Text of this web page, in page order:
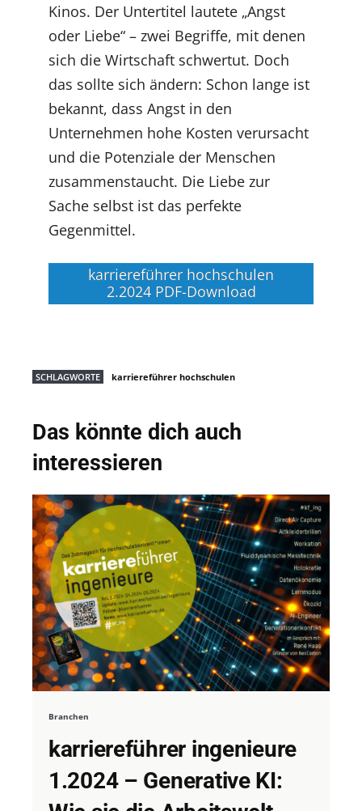
Kinos. Der Untertitel lautete „Angst
oder Liebe“ – zwei Begriffe, mit denen
sich die Wirtschaft schwertut. Doch
das sollte sich ändern: Schon lange ist
bekannt, dass Angst in den
Unternehmen hohe Kosten verursacht
und die Potenziale der Menschen
zusammenstaucht. Die Liebe zur
Sache selbst ist das perfekte
Gegenmittel.
karriereführer hochschulen
2.2024 PDF-Download
SCHLAGWORTE karriereführer hochschulen
Das könnte dich auch
interessieren
Branchen
karriereführer ingenieure
1.2024 – Generative KI: